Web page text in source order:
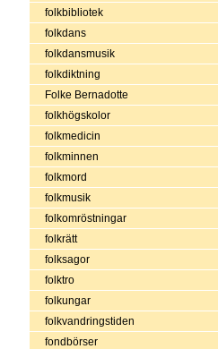
folkbibliotek
folkdans
folkdansmusik
folkdiktning
Folke Bernadotte
folkhögskolor
folkmedicin
folkminnen
folkmord
folkmusik
folkomröstningar
folkrätt
folksagor
folktro
folkungar
folkvandringstiden
fondbörser